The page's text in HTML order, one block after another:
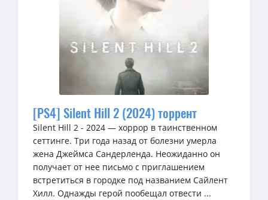
[PS4] Silent Hill 2 (2024) торрент
Silent Hill 2 - 2024 — хоррор в таинственном
сеттинге. Три года назад от болезни умерла
жена Джеймса Сандерленда. Неожиданно он
получает от нее письмо с приглашением
встретиться в городке под названием Сайлент
Хилл. Однажды герой пообещал отвести ...